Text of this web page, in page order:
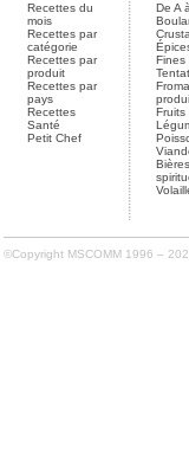
Recettes du
mois
Recettes par
catégorie
Recettes par
produit
Recettes par
pays
Recettes
Santé
Petit Chef
De A
Fines
Fruits
©Copyright MSCOMM 1996 –